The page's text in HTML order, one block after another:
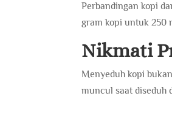
Perbandingan kopi
gram kopi untuk 250
Nikmati
Menyeduh kopi
muncul saat diseduh